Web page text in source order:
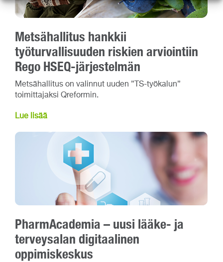
Metsähallitus hankkii
työturvallisuuden riskien arviointiin
Rego HSEQ-järjestelmän
Metsähallitus on valinnut uuden ”TS-työkalun”
toimittajaksi Qreformin.
Lue lisää
PharmAcademia – uusi lääke- ja
terveysalan digitaalinen
oppimiskeskus